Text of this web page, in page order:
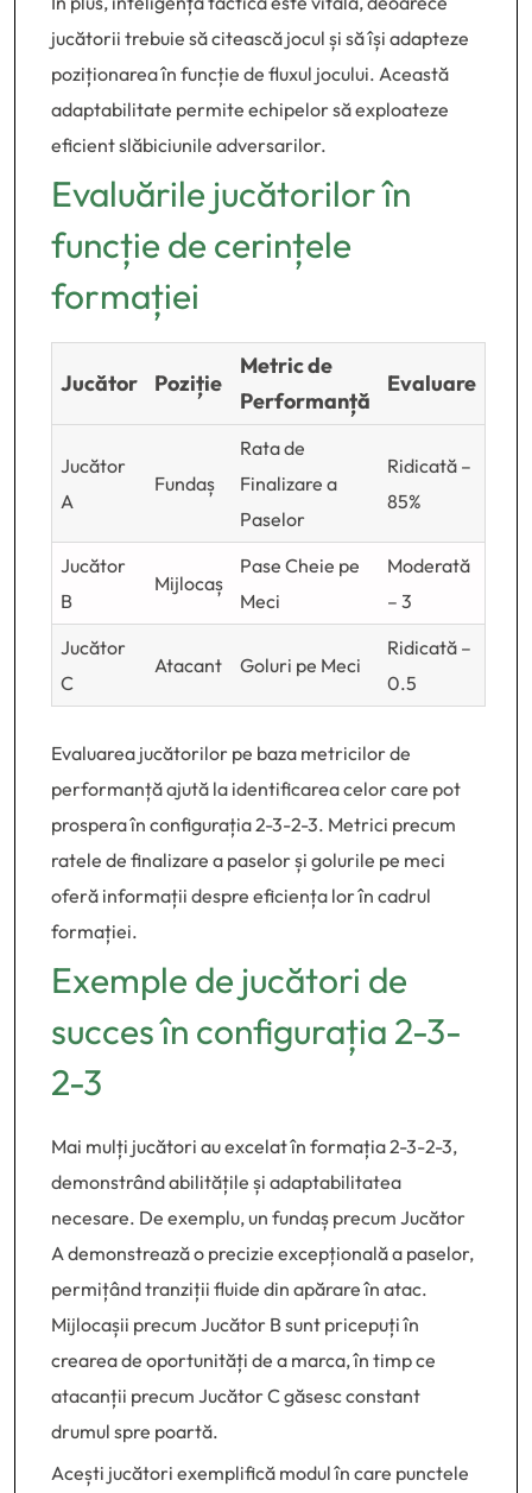
jucătorii trebuie să citească jocul și să își adapteze
poziționarea în funcție de fluxul jocului. Această
adaptabilitate permite echipelor să exploateze
eficient slăbiciunile adversarilor.
Evaluările jucătorilor în
funcție de cerințele
formației
Jucător Poziție
Metric de
Performanță
Evaluare
Jucător
A
Fundaș
Rata de
Finalizare a
Paselor
Ridicată –
85%
Jucător
B
Mijlocaș
Pase Cheie pe
Meci
Moderată
– 3
Jucător
C
Atacant Goluri pe Meci
Ridicată –
0.5
Evaluarea jucătorilor pe baza metricilor de
performanță ajută la identificarea celor care pot
prospera în configurația 2-3-2-3. Metrici precum
ratele de finalizare a paselor și golurile pe meci
oferă informații despre eficiența lor în cadrul
formației.
Exemple de jucători de
succes în configurația 2-3-
2-3
Mai mulți jucători au excelat în formația 2-3-2-3,
demonstrând abilitățile și adaptabilitatea
necesare. De exemplu, un fundaș precum Jucător
A demonstrează o precizie excepțională a paselor,
permițând tranziții fluide din apărare în atac.
Mijlocașii precum Jucător B sunt pricepuți în
crearea de oportunități de a marca, în timp ce
atacanții precum Jucător C găsesc constant
drumul spre poartă.
Acești jucători exemplifică modul în care punctele